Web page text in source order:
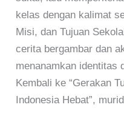
kelas dengan kalimat
Misi, dan Tujuan
cerita bergambar dan
menanamkan identitas
Kembali ke “Gerakan
Indonesia Hebat”,